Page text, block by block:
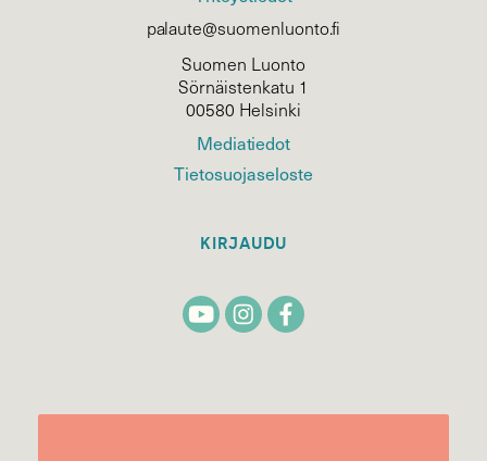
palaute@suomenluonto.fi
Suomen Luonto
Sörnäistenkatu 1
00580 Helsinki
Mediatiedot
Tietosuojaseloste
KIRJAUDU